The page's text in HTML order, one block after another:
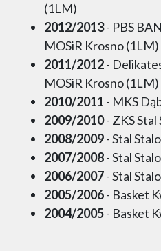
(1LM)
2012/2013- PBS
MOSiR Krosno (1LM)
2011/2012-
MOSiR Krosno (1LM)
2010/2011 - MKS
2009/2010- ZKS Stal
2008/2009- Stal
2007/2008- Stal
2006/2007- Stal
2005/2006- Basket
2004/2005- Basket